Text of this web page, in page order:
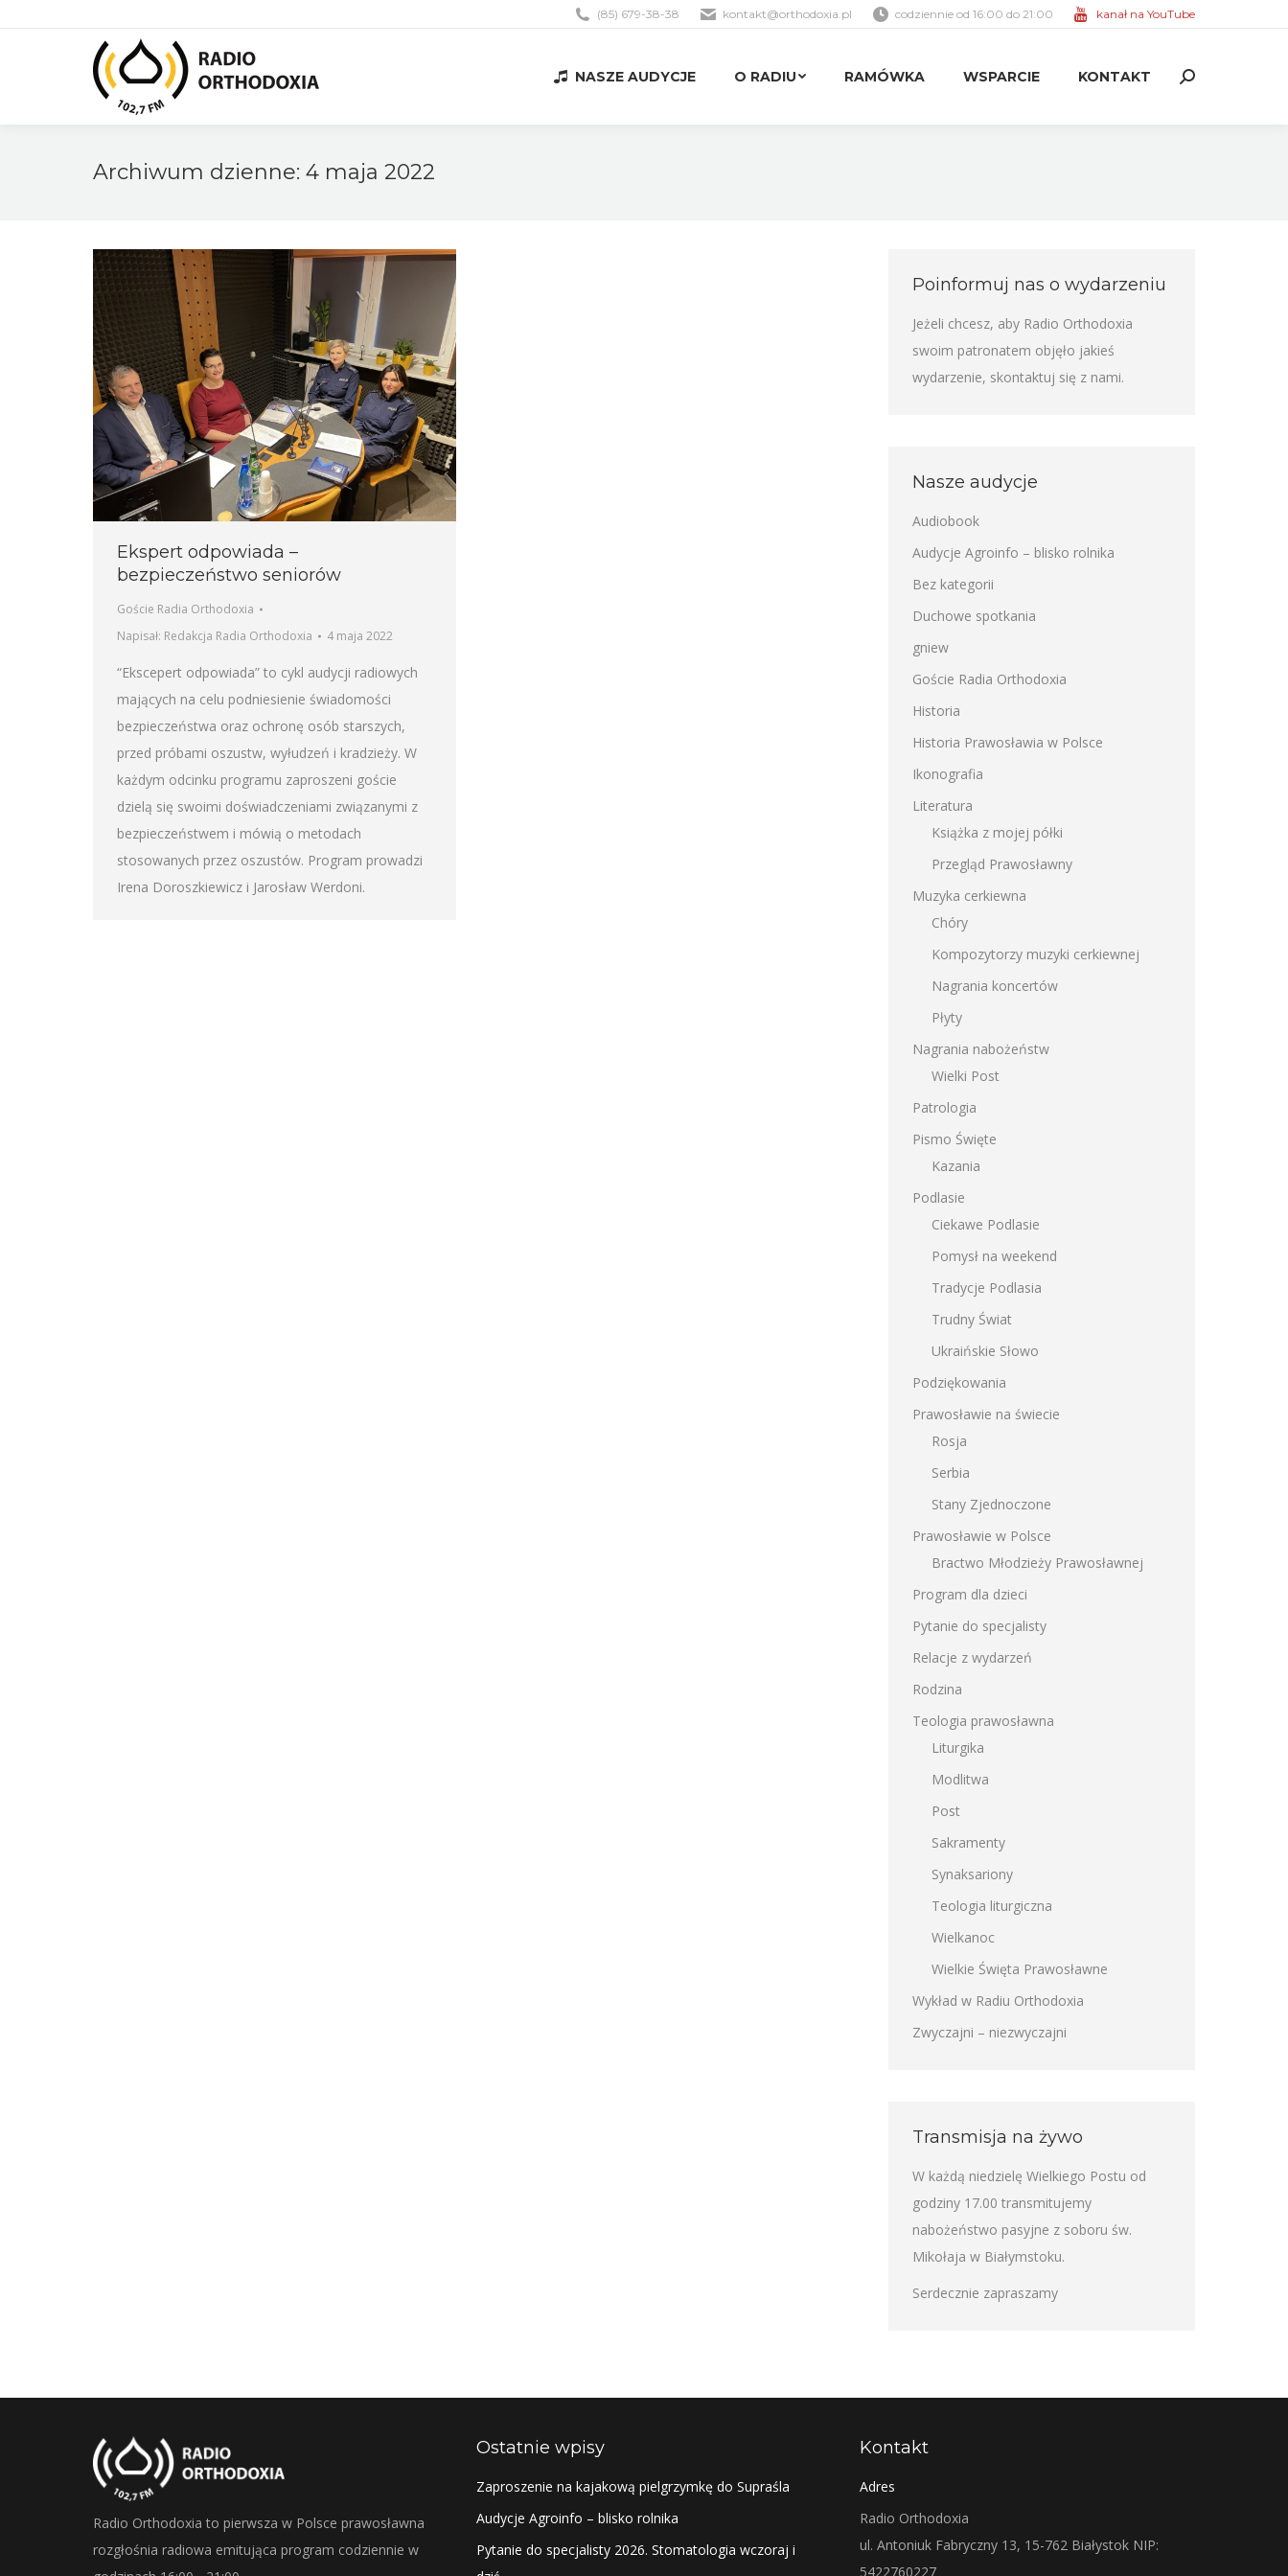
(85) 679-38-38 kontakt@orthodoxia.pl codziennie od 16:00 do 21:00 kanał na YouTube
NASZE AUDYCJE O RADIU RAMÓWKA WSPARCIE KONTAKT Search:
Archiwum dzienne: 4 maja 2022
Ekspert odpowiada –
bezpieczeństwo seniorów
Goście Radia Orthodoxia
Napisał: Redakcja Radia Orthodoxia 4 maja 2022
“Ekscepert odpowiada” to cykl audycji radiowych
mających na celu podniesienie świadomości
bezpieczeństwa oraz ochronę osób starszych,
przed próbami oszustw, wyłudzeń i kradzieży. W
każdym odcinku programu zaproszeni goście
dzielą się swoimi doświadczeniami związanymi z
bezpieczeństwem i mówią o metodach
stosowanych przez oszustów. Program prowadzi
Irena Doroszkiewicz i Jarosław Werdoni.
Poinformuj nas o wydarzeniu
Jeżeli chcesz, aby Radio Orthodoxia
swoim patronatem objęło jakieś
wydarzenie, skontaktuj się z nami.
Nasze audycje
Audiobook
Audycje Agroinfo – blisko rolnika
Bez kategorii
Duchowe spotkania
gniew
Goście Radia Orthodoxia
Historia
Historia Prawosławia w Polsce
Ikonografia
Literatura
Książka z mojej półki
Przegląd Prawosławny
Muzyka cerkiewna
Chóry
Kompozytorzy muzyki cerkiewnej
Nagrania koncertów
Płyty
Nagrania nabożeństw
Wielki Post
Patrologia
Pismo Święte
Kazania
Podlasie
Ciekawe Podlasie
Pomysł na weekend
Tradycje Podlasia
Trudny Świat
Ukraińskie Słowo
Podziękowania
Prawosławie na świecie
Rosja
Serbia
Stany Zjednoczone
Prawosławie w Polsce
Bractwo Młodzieży Prawosławnej
Program dla dzieci
Pytanie do specjalisty
Relacje z wydarzeń
Rodzina
Teologia prawosławna
Liturgika
Modlitwa
Post
Sakramenty
Synaksariony
Teologia liturgiczna
Wielkanoc
Wielkie Święta Prawosławne
Wykład w Radiu Orthodoxia
Zwyczajni – niezwyczajni
Transmisja na żywo
W każdą niedzielę Wielkiego Postu od
godziny 17.00 transmitujemy
nabożeństwo pasyjne z soboru św.
Mikołaja w Białymstoku.
Serdecznie zapraszamy
Radio Orthodoxia to pierwsza w Polsce prawosławna
rozgłośnia radiowa emitująca program codziennie w
Ostatnie wpisy
Zaproszenie na kajakową pielgrzymkę do Supraśla
Audycje Agroinfo – blisko rolnika
Pytanie do specjalisty 2026. Stomatologia wczoraj i
Kontakt
Adres
Radio Orthodoxia
ul. Antoniuk Fabryczny 13, 15-762 Białystok NIP:
5422760227